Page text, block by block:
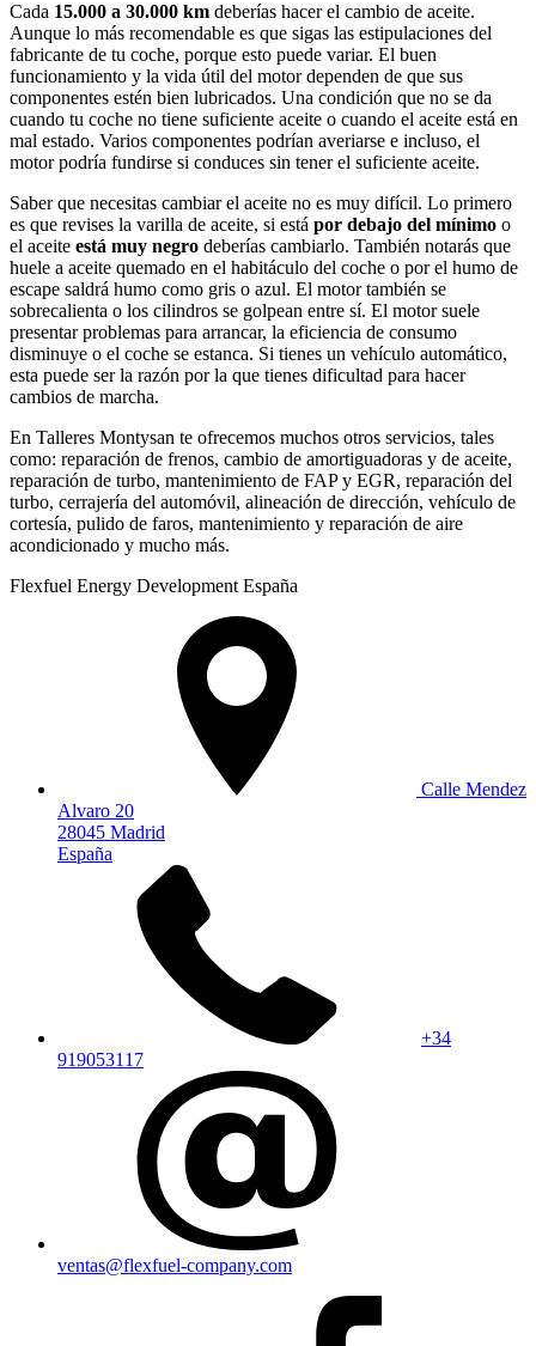
Cada 15.000 a 30.000 km deberías hacer el cambio de aceite.
Aunque lo más recomendable es que sigas las estipulaciones del
fabricante de tu coche, porque esto puede variar. El buen
funcionamiento y la vida útil del motor dependen de que sus
componentes estén bien lubricados. Una condición que no se da
cuando tu coche no tiene suficiente aceite o cuando el aceite está en
mal estado. Varios componentes podrían averiarse e incluso, el
motor podría fundirse si conduces sin tener el suficiente aceite.
Saber que necesitas cambiar el aceite no es muy difícil. Lo primero
es que revises la varilla de aceite, si está por debajo del mínimo o
el aceite está muy negro deberías cambiarlo. También notarás que
huele a aceite quemado en el habitáculo del coche o por el humo de
escape saldrá humo como gris o azul. El motor también se
sobrecalienta o los cilindros se golpean entre sí. El motor suele
presentar problemas para arrancar, la eficiencia de consumo
disminuye o el coche se estanca. Si tienes un vehículo automático,
esta puede ser la razón por la que tienes dificultad para hacer
cambios de marcha.
En Talleres Montysan te ofrecemos muchos otros servicios, tales
como: reparación de frenos, cambio de amortiguadoras y de aceite,
reparación de turbo, mantenimiento de FAP y EGR, reparación del
turbo, cerrajería del automóvil, alineación de dirección, vehículo de
cortesía, pulido de faros, mantenimiento y reparación de aire
acondicionado y mucho más.
Flexfuel Energy Development España
Calle Mendez
Alvaro 20
28045 Madrid
España
+34
919053117
ventas@flexfuel-company.com